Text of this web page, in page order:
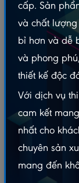
LỌC GIÁ
Tổng sản phẩm:9
cấp. Sản
và chất
bỉ hơn và dễ
và phong
thiết kế độc
Với dịch vụ
cam kết
nhất cho
chuyên sản
mang đến